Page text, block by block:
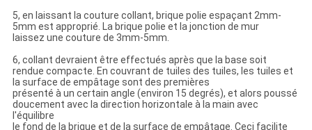
5, en laissant la couture collant, brique polie espaçant 2mm-
5mm est approprié. La brique polie et la jonction de mur
laissez une couture de 3mm-5mm.
6, collant devraient être effectués après que la base soit
rendue compacte. En couvrant de tuiles des tuiles, les tuiles et
la surface de empâtage sont des premières
présenté à un certain angle (environ 15 degrés), et alors poussé
doucement avec la direction horizontale à la main avec
l'équilibre
le fond de la brique et de la surface de empâtage. Ceci facilite